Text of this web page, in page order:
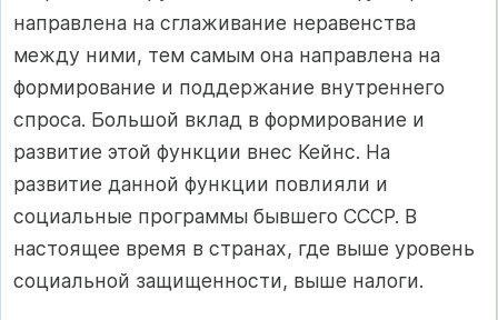
направлена на сглаживание неравенства
между ними, тем самым она направлена на
формирование и поддержание внутреннего
спроса. Большой вклад в формирование и
развитие этой функции внес Кейнс. На
развитие данной функции повлияли и
социальные программы бывшего СССР. В
настоящее время в странах, где выше уровень
социальной защищенности, выше налоги.